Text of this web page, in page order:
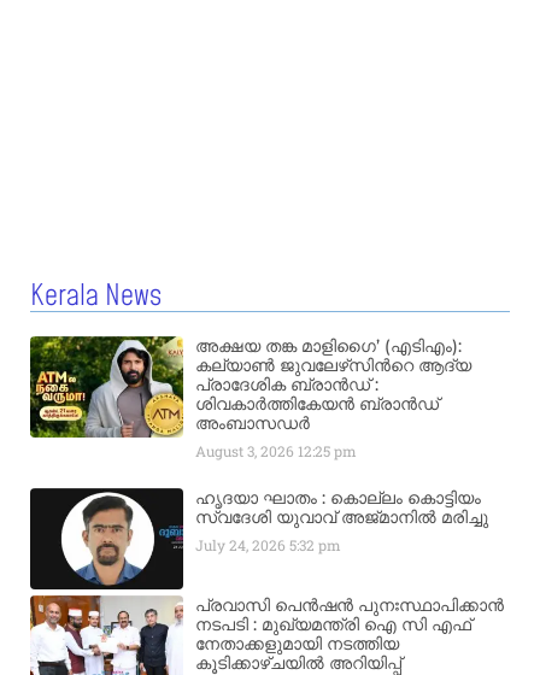
Kerala News
അക്ഷയ തങ്ക മാളിഗൈ’ (എടിഎം):
കല്യാണ്‍ ജുവലേഴ്‌സിന്‍റെ ആദ്യ
പ്രാദേശിക ബ്രാന്‍ഡ് :
ശിവകാര്‍ത്തികേയന്‍ ബ്രാന്‍ഡ്
അംബാസഡര്‍
August 3, 2026 12:25 pm
ഹൃദയാ ഘാതം : കൊല്ലം കൊട്ടിയം
സ്വദേശി യുവാവ് അജ്മാനിൽ മരിച്ചു
July 24, 20265:32 pm
പ്രവാസി പെൻഷൻ പുനഃസ്ഥാപിക്കാൻ
നടപടി : മുഖ്യമന്ത്രി ഐ സി എഫ്
നേതാക്കളുമായി നടത്തിയ
കൂടിക്കാഴ്ചയിൽ അറിയിപ്പ്